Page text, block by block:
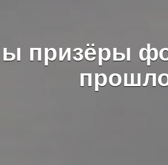
призёры